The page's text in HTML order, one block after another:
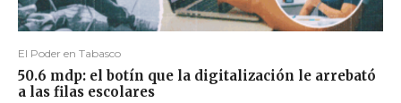
El Poder en Tabasco
50.6 mdp: el botín que la digitalización le arrebató
a las filas escolares